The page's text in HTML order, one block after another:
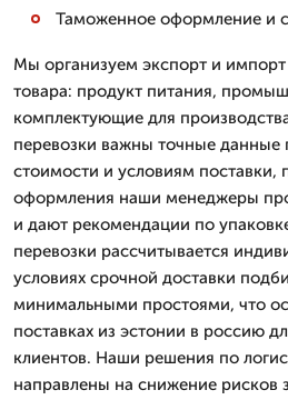
Таможенное оформление и
Мы организуем экспорт и
товара: продукт питания,
комплектующие для
перевозки важны точные данные
стоимости и условиям поставки,
оформления наши менеджеры
и дают рекомендации по
перевозки рассчитывается
условиях срочной доставки
минимальными простоями, что
поставках из эстонии в россию
клиентов. Наши решения по
направлены на снижение рисков